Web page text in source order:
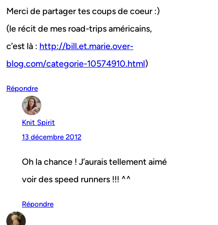
Merci de partager tes coups de coeur :)
(le récit de mes road-trips américains,
c’est là : http://bill.et.marie.over-
blog.com/categorie-10574910.html)
Répondre
Knit Spirit
13 décembre 2012
Oh la chance ! J’aurais tellement aimé
voir des speed runners !!! ^^
Répondre